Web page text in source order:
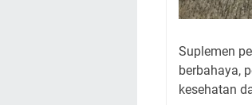
Suplemen
berbahaya,
kesehatan